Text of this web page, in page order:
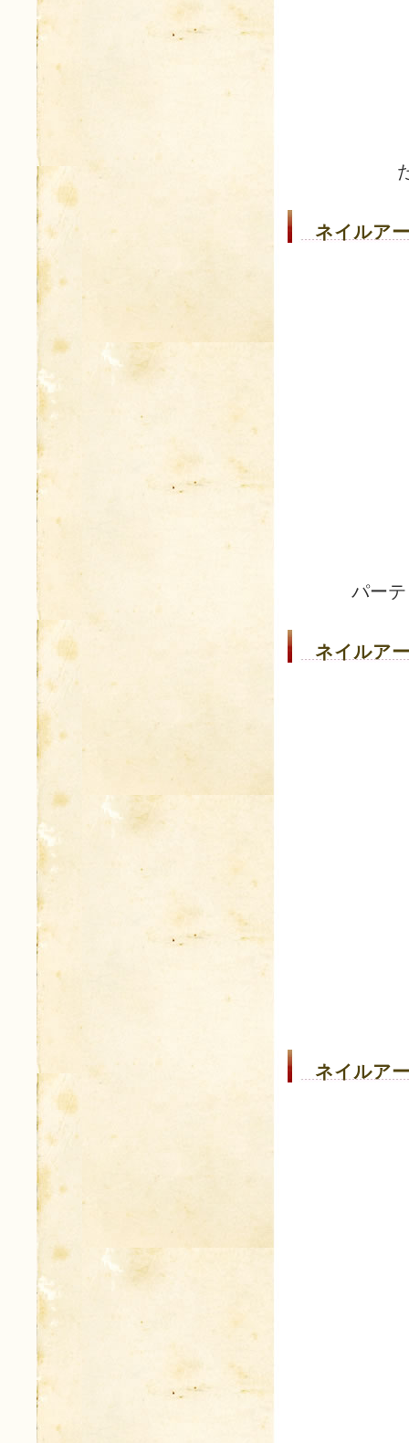
ネイルア
パー
ネイルア
ネイルア